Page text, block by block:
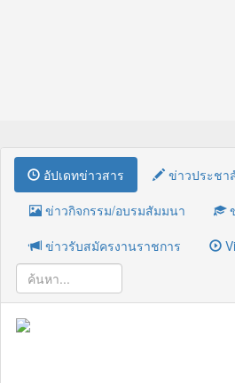
อัปเดทข่าวสาร
ข่าวประชา
ข่าวกิจกรรม/อบรมสัมมนา
ข่าวรับสมัครงานราชการ